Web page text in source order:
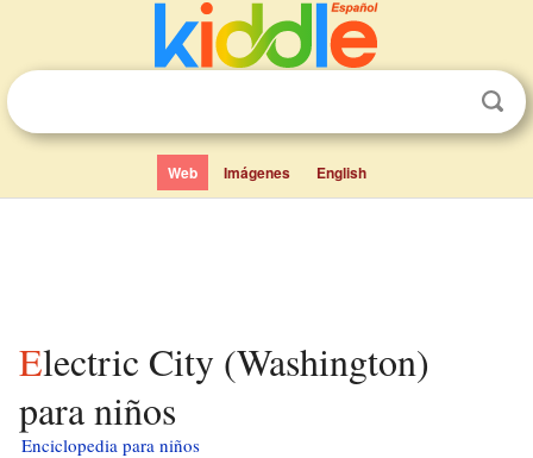
Web Imágenes English
Electric City (Washington)
para niños
Enciclopedia para niños